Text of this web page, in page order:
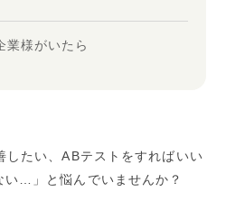
業様がいたら
したい、ABテストをすればいい
い…」と悩んでいませんか？